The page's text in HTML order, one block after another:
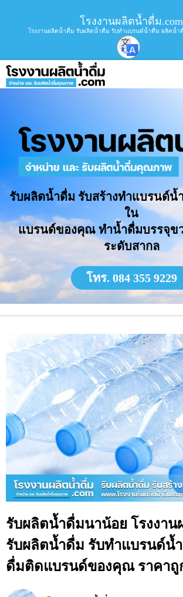
โรงงานผลิตน้ำดื่ม.com
โรงงานผลิตน้ำดื่ม รับผลิตน้ำดื่ม รับทำแบรนด์น้ำดื่ม ผลิตน้
รับผลิตน้ำดื่ม รับสร้างทำแบรนด์น้
ใน
แบรนด์ของคุณ ทำน้ำดื่มบรรจุข
ระดับสากล
โทร. 084 355 9229
รับผลิตน้ำดื่มนาน้อย โรงงา
รับผลิตน้ำดื่ม รับทำแบรนด์น้
ดื่มติดแบรนด์ของคุณ ราคาถู